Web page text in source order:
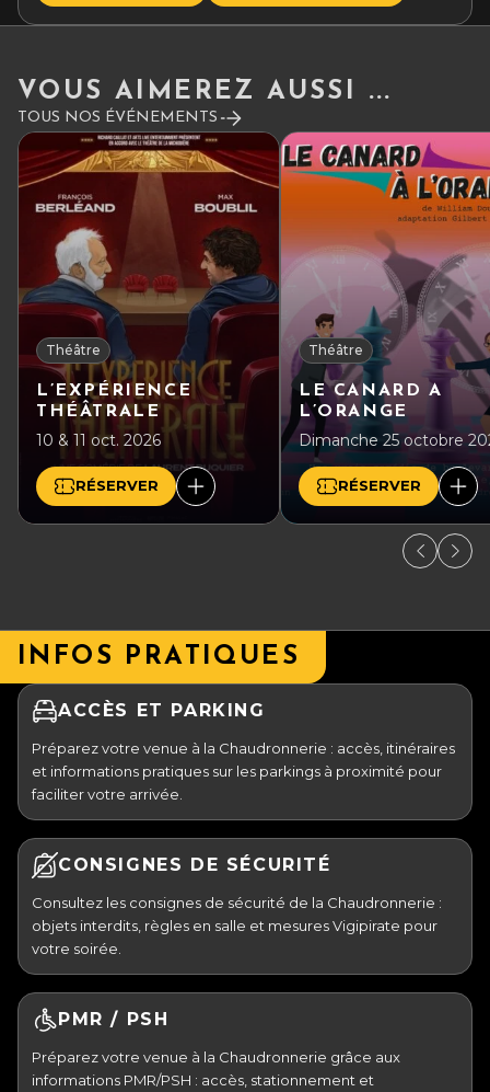
VOUS AIMEREZ AUSSI ...
TOUS NOS ÉVÉNEMENTS
Théâtre
L’EXPÉRIENCE
THÉÂTRALE
10 & 11 oct. 2026
RÉSERVER
Théâtre
LE CANARD A
L’ORANGE
Dimanche 25 octobre
RÉSERVER
INFOS PRATIQUES
ACCÈS ET PARKING
Préparez votre venue à la Chaudronnerie : accès, itinéraires
et informations pratiques sur les parkings à proximité pour
faciliter votre arrivée.
CONSIGNES DE SÉCURITÉ
Consultez les consignes de sécurité de la Chaudronnerie :
objets interdits, règles en salle et mesures Vigipirate pour
votre soirée.
PMR / PSH
Préparez votre venue à la Chaudronnerie grâce aux
informations PMR/PSH : accès, stationnement et